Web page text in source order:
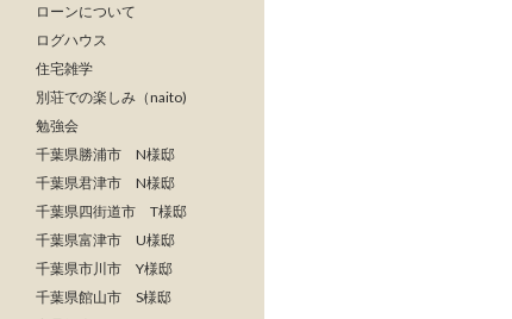
ローンについて
ログハウス
住宅雑学
別荘での楽しみ（naito)
勉強会
千葉県勝浦市 N様邸
千葉県君津市 N様邸
千葉県四街道市 T様邸
千葉県富津市 U様邸
千葉県市川市 Y様邸
千葉県館山市 S様邸